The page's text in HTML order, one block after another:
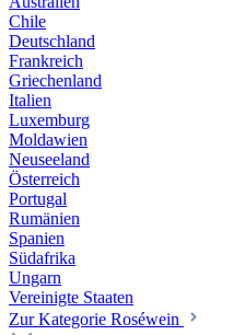
Chile
Deutschland
Frankreich
Griechenland
Italien
Luxemburg
Moldawien
Neuseeland
Österreich
Portugal
Rumänien
Spanien
Südafrika
Ungarn
Vereinigte Staaten
Zur Kategorie Roséwein